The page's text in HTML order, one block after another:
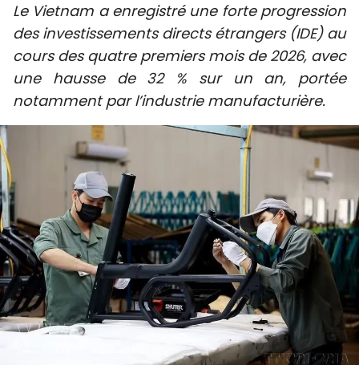
CULTURE
TOURISME
ENVIRONNEMENT
FRANCOPHONIE
PAYS NATAL
INTERNATIONAL
MÉGASTORIE
Le Vietnam a enregistré une forte progression
des investissements directs étrangers (IDE) au
cours des quatre premiers mois de 2026, avec
une hausse de 32 % sur un an, portée
notamment par l’industrie manufacturière.